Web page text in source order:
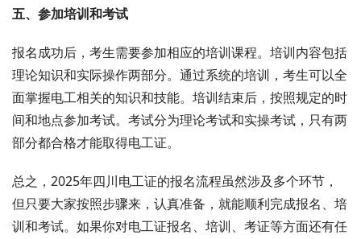
五、参加培训和考试
报名成功后，考生需要参加相应的培训课程。培训内容包括
理论知识和实际操作两部分。通过系统的培训，考生可以全
面掌握电工相关的知识和技能。培训结束后，按照规定的时
间和地点参加考试。考试分为理论考试和实操考试，只有两
部分都合格才能取得电工证。
总之，2025年四川电工证的报名流程虽然涉及多个环节，
但只要大家按照步骤来，认真准备，就能顺利完成报名、培
训和考试。如果你对电工证报名、培训、考证等方面还有任